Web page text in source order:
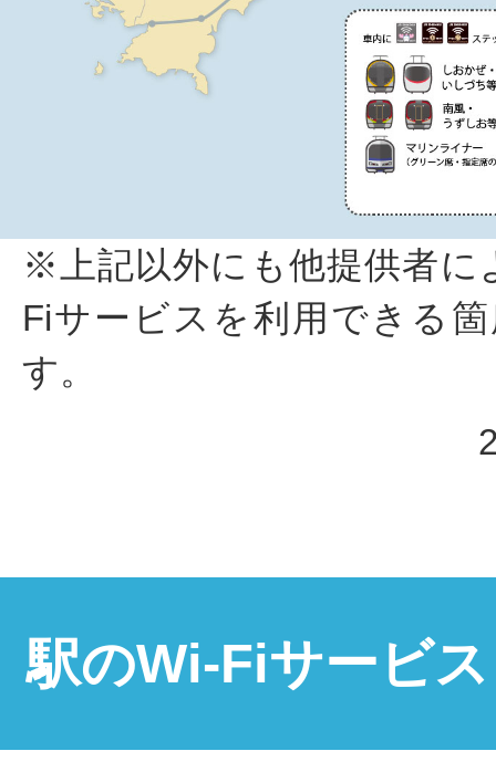
※上記以外にも他提供者に
Fiサービスを利用できる
す。
駅のWi-Fiサービス